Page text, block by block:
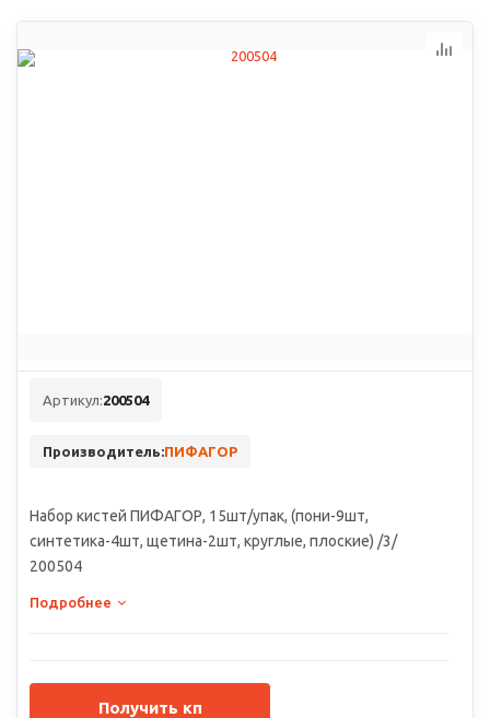
Артикул:200504
Производитель:ПИФАГОР
Набор кистей ПИФАГОР, 15шт/упак, (пони-9шт,
синтетика-4шт, щетина-2шт, круглые, плоские) /3/
200504
Подробнее
Получить кп